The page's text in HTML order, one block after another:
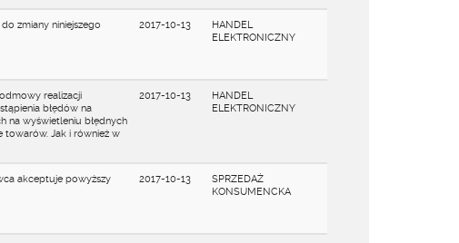
zmiany niniejszego
2017-10-13
HANDEL
ELEKTRONICZNY
realizacji
błędów na
na wyświetleniu błędnych
towarów. Jak i również w
2017-10-13
HANDEL
ELEKTRONICZNY
akceptuje powyższy
2017-10-13
SPRZEDAŻ
KONSUMENCKA